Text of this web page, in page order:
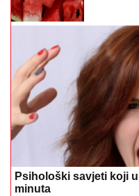
Psihološki savjeti koji
minuta